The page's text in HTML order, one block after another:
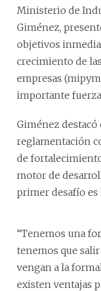
Ministerio de
Giménez,
objetivos
crecimiento de
empresas
importante
Giménez destacó
reglamentación
de
motor de
primer desafío es
“Tenemos una
tenemos que
vengan a la
existen ventajas